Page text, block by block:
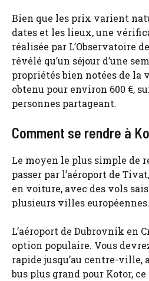
Bien que les prix varient
dates et les lieux, une
réalisée par L’Observatoire
révélé qu’un séjour d’une
propriétés bien notées de
obtenu pour environ 600 €,
personnes partageant.
Comment se rendre à
Le moyen le plus simple de
passer par l’aéroport de
en voiture, avec des vols
plusieurs villes européennes.
L’aéroport de Dubrovnik en
option populaire. Vous
rapide jusqu’au centre-ville,
bus plus grand pour Kotor,